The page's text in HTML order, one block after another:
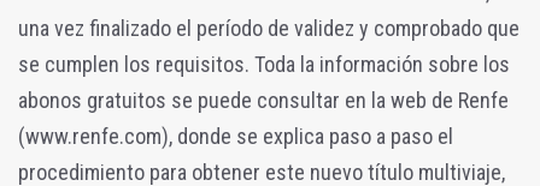
una vez finalizado el período de validez y comprobado que
se cumplen los requisitos. Toda la información sobre los
abonos gratuitos se puede consultar en la web de Renfe
(www.renfe.com), donde se explica paso a paso el
procedimiento para obtener este nuevo título multiviaje,